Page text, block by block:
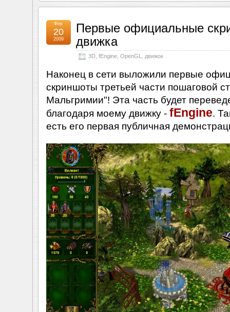
Первые официальные
движка
3D, fEngine, OpenGL движок
Фев
20
2009
Наконец в сети выложили первые
скриншоты третьей части пошаговой
Мальгримии"! Эта часть будет
благодаря моему движку - fEngine.
есть его первая публичная